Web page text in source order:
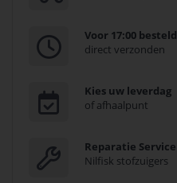
Voor 17:00 besteld
direct verzonden
Kies uw leverdag
of afhaalpunt
Reparatie Service
Nilfisk stofzuigers